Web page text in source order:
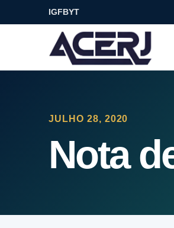
IGFBYT
JULHO 28, 2020
Nota